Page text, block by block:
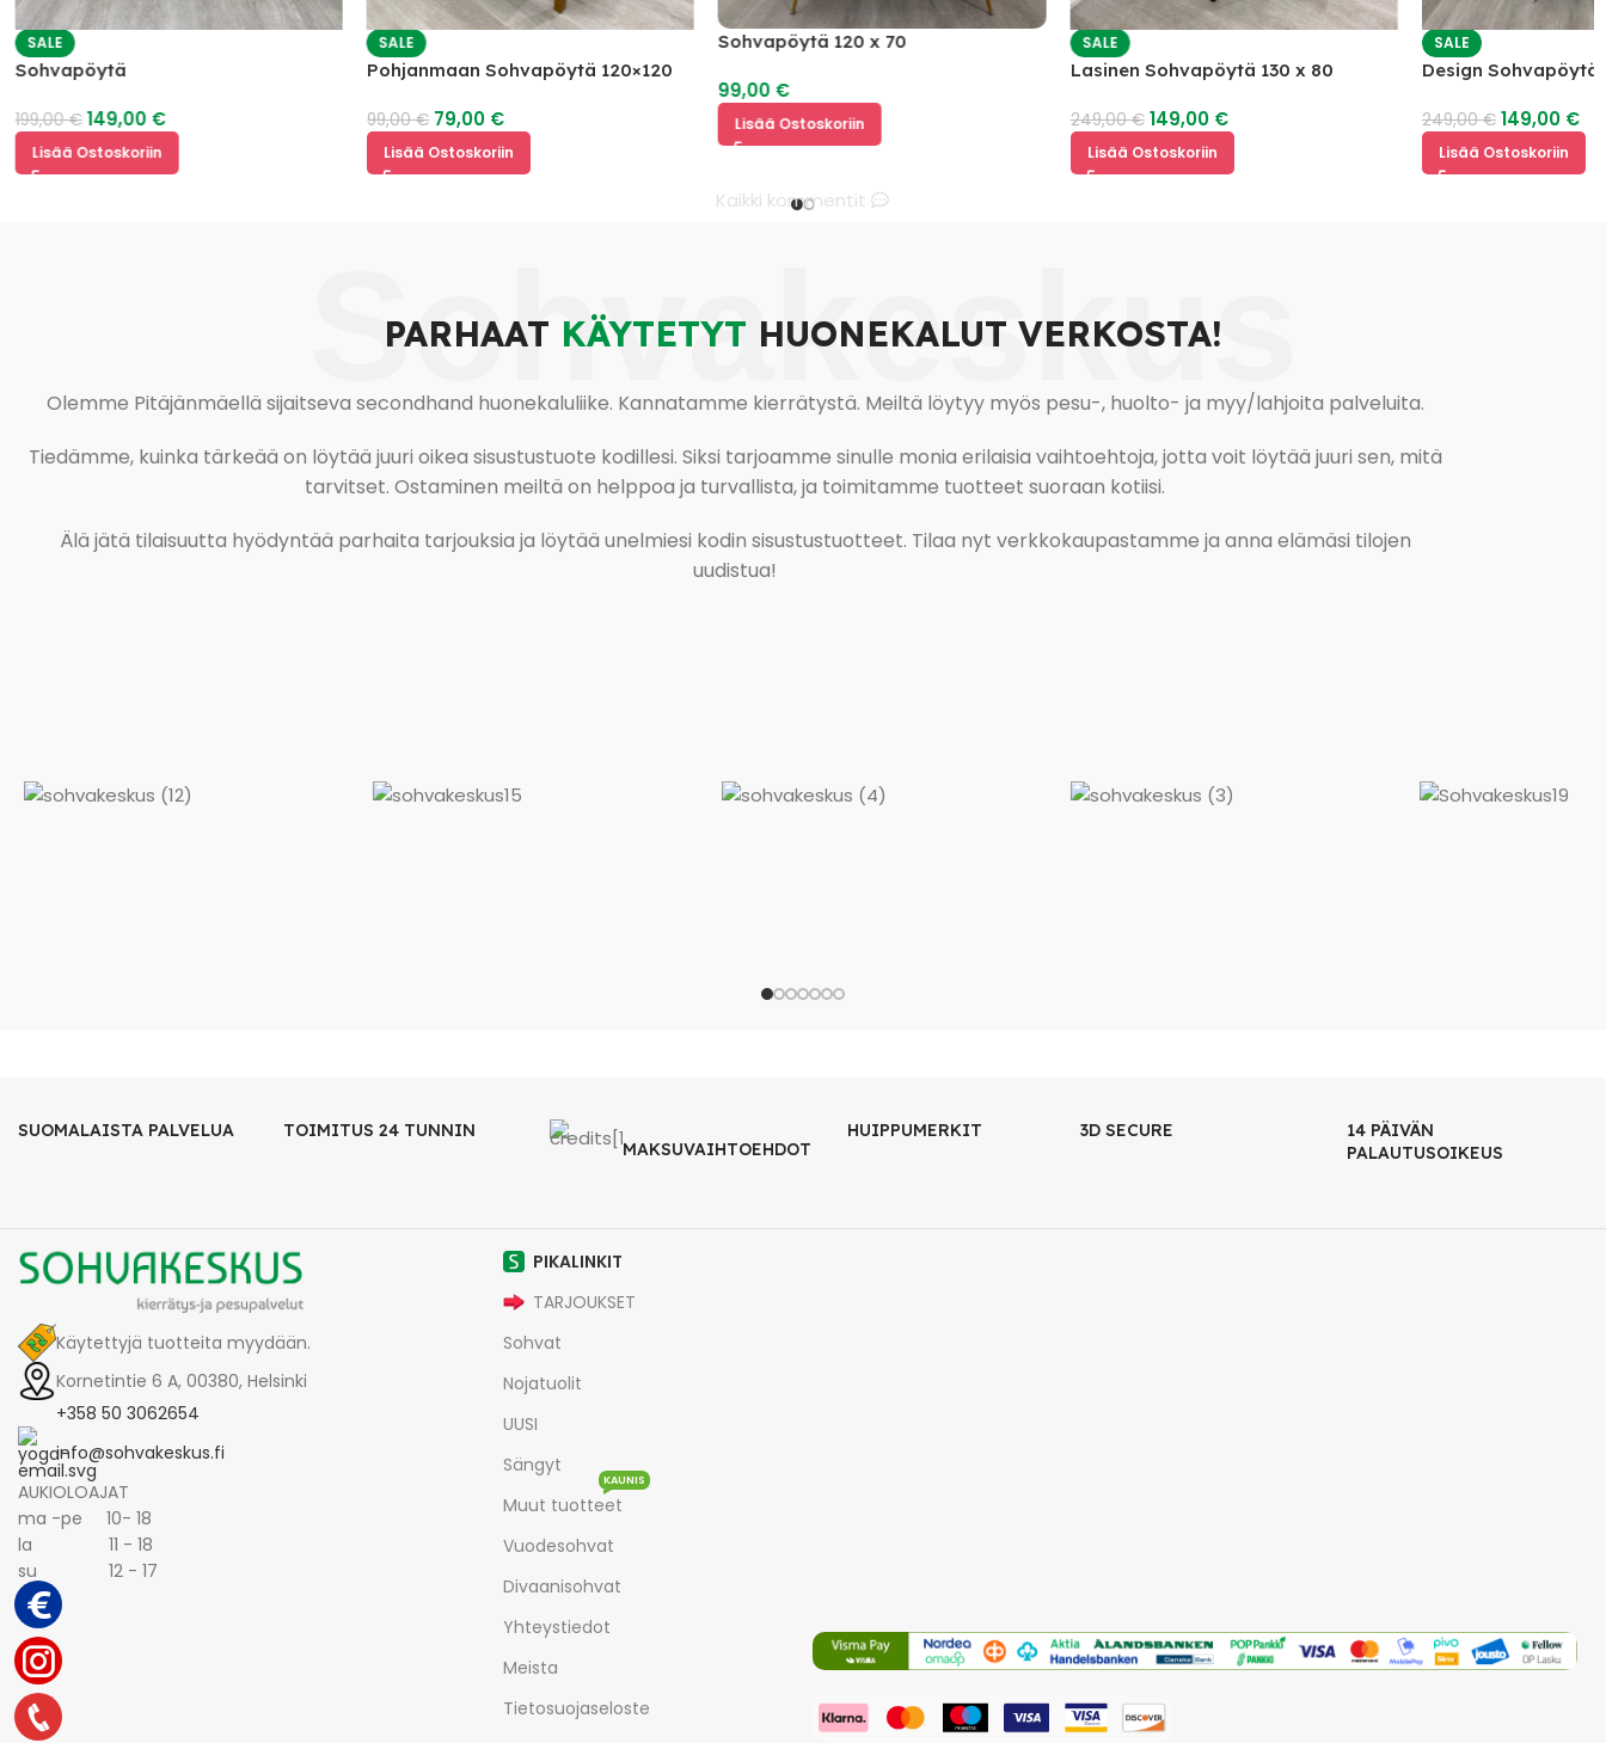
SALE
Sohvapöytä
199,00€ 149,00€
Lisää Ostoskoriin
SALE
Pohjanmaan Sohvapöytä 120×120
99,00€ 79,00€
Lisää Ostoskoriin
Sohvapöytä 120 x 70
99,00€
Lisää Ostoskoriin
SALE
Lasinen Sohvapöytä 130 x 80
249,00€ 149,00€
Lisää Ostoskoriin
SALE
Design Sohvapöytä
249,00€ 149,00€
Lisää Ostoskoriin
Kaikki kommentit
Sohvakeskus
PARHAAT KÄYTETYT HUONEKALUT VERKOSTA!
Olemme Pitäjänmäellä sijaitseva secondhand huonekaluliike. Kannatamme kierrätystä. Meiltä löytyy myös pesu-, huolto- ja myy/lahjoita palveluita.
Tiedämme, kuinka tärkeää on löytää juuri oikea sisustustuote kodillesi. Siksi tarjoamme sinulle monia erilaisia vaihtoehtoja, jotta voit löytää juuri sen, mitä
tarvitset. Ostaminen meiltä on helppoa ja turvallista, ja toimitamme tuotteet suoraan kotiisi.
Älä jätä tilaisuutta hyödyntää parhaita tarjouksia ja löytää unelmiesi kodin sisustustuotteet. Tilaa nyt verkkokaupastamme ja anna elämäsi tilojen
uudistua!
SUOMALAISTA PALVELUA
TOIMITUS 24 TUNNIN
MAKSUVAIHTOEHDOT
HUIPPUMERKIT 3D SECURE
14 PÄIVÄN
PALAUTUSOIKEUS
Käytettyjä tuotteita myydään.
Kornetintie 6 A, 00380, Helsinki
+358 50 3062654
info@sohvakeskus.fi
AUKIOLOAJAT
ma -pe 10- 18
la 11 - 18
su 12 - 17
PIKALINKIT
TARJOUKSET
Sohvat
Nojatuolit
UUSI
Sängyt
Muut tuotteet
KAUNIS
Vuodesohvat
Divaanisohvat
Yhteystiedot
Meista
Tietosuojaseloste